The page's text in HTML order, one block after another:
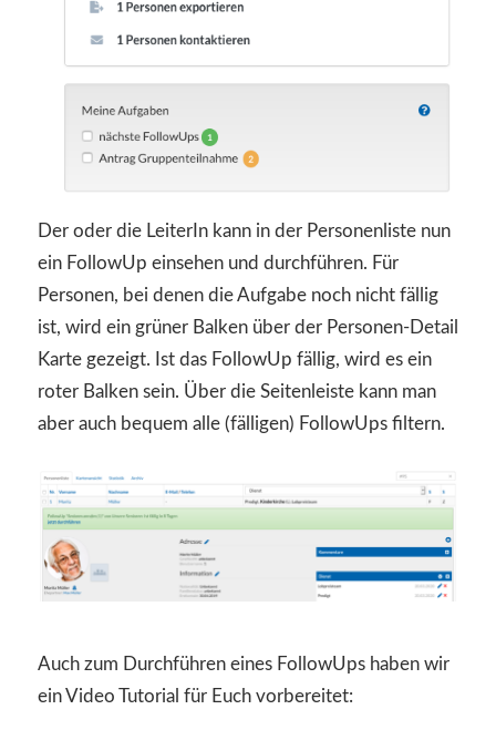
Der oder die LeiterIn kann in der Personenliste nun
ein FollowUp einsehen und durchführen. Für
Personen, bei denen die Aufgabe noch nicht fällig
ist, wird ein grüner Balken über der Personen-Detail
Karte gezeigt. Ist das FollowUp fällig, wird es ein
roter Balken sein. Über die Seitenleiste kann man
aber auch bequem alle (fälligen) FollowUps filtern.
Auch zum Durchführen eines FollowUps haben wir
ein Video Tutorial für Euch vorbereitet: